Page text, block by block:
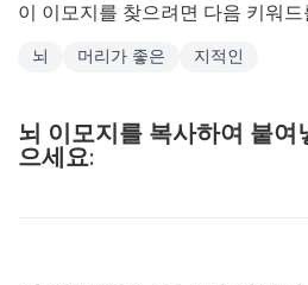
이 이모지를 찾으려면 다음 키워
뇌 머리가 좋은 지적인
뇌 이모지를 복사하여 붙여
으세요: